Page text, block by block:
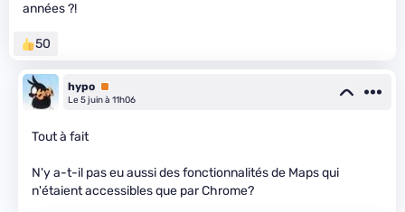
années ?!
50
hypo Premium
Le 5 juin à 11h06
Tout à fait
N'y a-t-il pas eu aussi des fonctionnalités de Maps qui
n'étaient accessibles que par Chrome?